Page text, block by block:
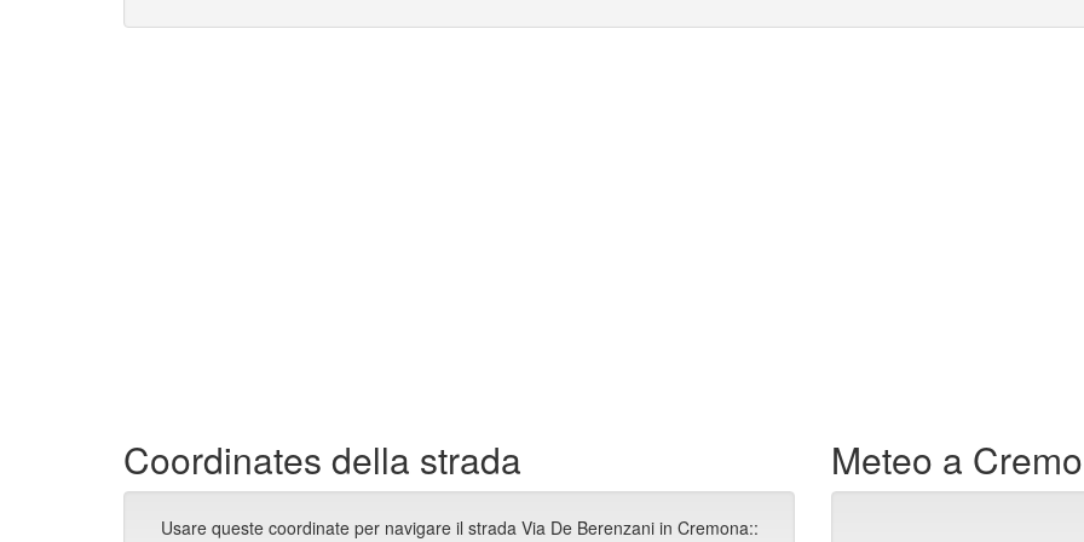
Coordinates della strada
Usare queste coordinate per navigare il strada Via De Berenzani in Cremona::
Meteo a